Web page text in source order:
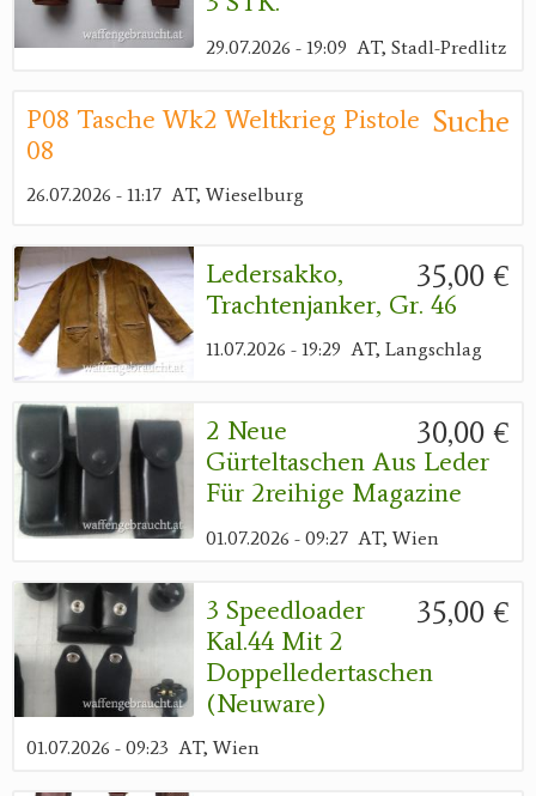
29.07.2026 - 19:09 AT, Stadl-Predlitz
Suche
P08 Tasche Wk2 Weltkrieg Pistole
08
26.07.2026 - 11:17 AT, Wieselburg
35,00 €
Ledersakko,
Trachtenjanker, Gr. 46
11.07.2026 - 19:29 AT, Langschlag
30,00 €
2 Neue
Gürteltaschen Aus Leder
Für 2reihige Magazine
01.07.2026 - 09:27 AT, Wien
35,00 €
3 Speedloader
Kal.44 Mit 2
Doppelledertaschen
(Neuware)
01.07.2026 - 09:23 AT, Wien